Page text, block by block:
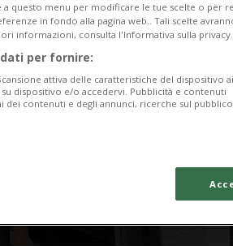
questo menu per modificare le tue scelte o per
in fondo alla pagina web.. Tali scelte
informazioni, consulta l'Informativa sulla privacy.
per fornire:
attiva delle caratteristiche del dispositivo
dispositivo e/o accedervi. Pubblicità e contenuti
dei contenuti e degli annunci, ricerche sul